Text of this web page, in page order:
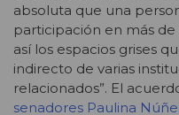
absoluta que una
participación en más
así los espacios grises
indirecto de varias
relacionados”. El
senadores Paulina